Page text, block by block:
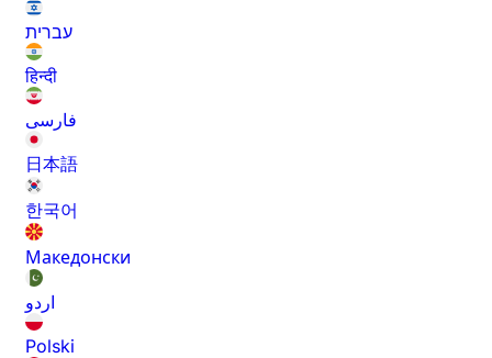
עברית
हिन्दी
فارسی
日本語
한국어
Македонски
اردو
Polski